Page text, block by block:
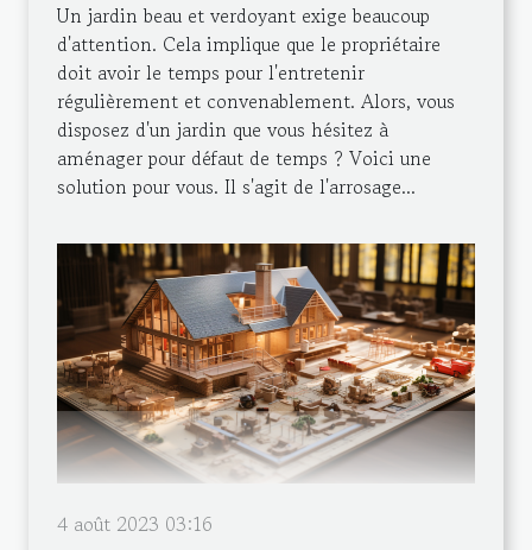
Un jardin beau et verdoyant exige beaucoup
d'attention. Cela implique que le propriétaire
doit avoir le temps pour l'entretenir
régulièrement et convenablement. Alors, vous
disposez d'un jardin que vous hésitez à
aménager pour défaut de temps ? Voici une
solution pour vous. Il s'agit de l'arrosage...
4 août 2023 03:16